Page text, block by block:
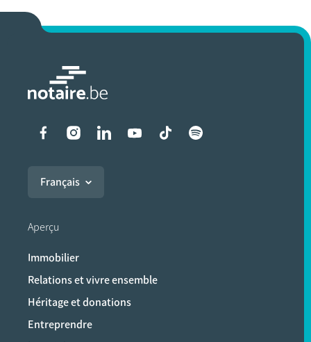
Liens vers les réseaux
Français
Aperçu
Immobilier
Relations et vivre ensemble
Héritage et donations
Entreprendre